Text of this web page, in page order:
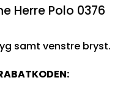
Herre Polo 0376
samt venstre bryst.